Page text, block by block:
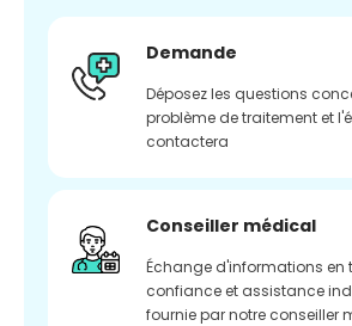
Demande
Déposez les questions
problème de traitement et
contactera
Conseiller médical
Échange d'informations en
confiance et assistance
fournie par notre conseiller